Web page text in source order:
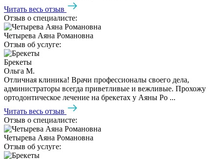
Читать весь отзыв
Отзыв о специалисте:
Четырева Аяна Романовна
Отзыв об услуге:
Брекеты
Ольга М.
Отличная клиника! Врачи профессионалы своего дела,
администраторы всегда приветливые и вежливые. Прохожу
ортодонтическое лечение на брекетах у Аяны Ро ...
Читать весь отзыв
Отзыв о специалисте:
Четырева Аяна Романовна
Отзыв об услуге: